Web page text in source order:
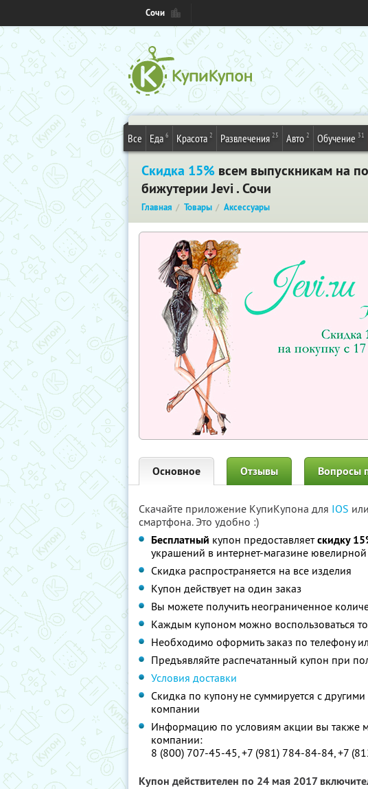
Сочи
Все Еда 6 Красота 2 Развлечения 25 Авто 2 Обучение 31
Скидка 15% всем выпускникам на
бижутерии Jevi . Сочи
Главная Товары Аксессуары
Основное Отзывы Вопросы
Скачайте приложение КупиКупона для IOS или
смартфона. Это удобно :)
Бесплатный купон предоставляетскидку
украшений в интернет-магазине
Скидка распространяется на все изделия
Купон действует на один заказ
Вы можете получить неограниченное
Каждым купоном можно воспользоваться
Необходимо оформить заказ по телефону
Предъявляйте распечатанный купон при
Условия доставки
Скидка по купону не суммируется с
компании
Информацию по условиям акции вы также
компании:
8 (800) 707-45-45, +7 (981) 784-84-84, +7
Купон действителен по 24 мая 2017